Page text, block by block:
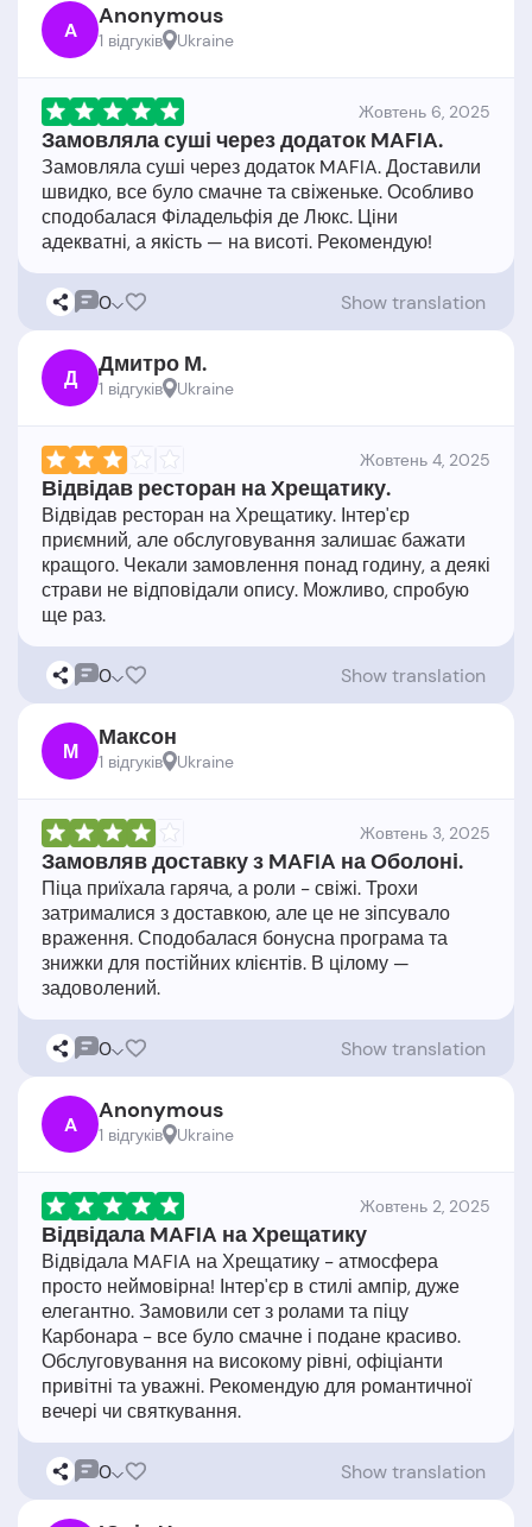
A Anonymous
1 відгукiв Ukraine
Жовтень 6, 2025
Замовляла суші через додаток MAFIA.
Замовляла суші через додаток MAFIA. Доставили
швидко, все було смачне та свіженьке. Особливо
сподобалася Філадельфія де Люкс. Ціни
0 Show translation
Д Дмитро М.
1 відгукiв Ukraine
Жовтень 4, 2025
Відвідав ресторан на Хрещатику.
Відвідав ресторан на Хрещатику. Інтер'єр
приємний, але обслуговування залишає бажати
кращого. Чекали замовлення понад годину, а деякі
страви не відповідали опису. Можливо, спробую
0 Show translation
М Максон
1 відгукiв Ukraine
Жовтень 3, 2025
Замовляв доставку з MAFIA на Оболоні.
Піца приїхала гаряча, а роли - свіжі. Трохи
затрималися з доставкою, але це не зіпсувало
враження. Сподобалася бонусна програма та
знижки для постійних клієнтів. В цілому —
0 Show translation
A Anonymous
1 відгукiв Ukraine
Жовтень 2, 2025
Відвідала MAFIA на Хрещатику
Відвідала MAFIA на Хрещатику - атмосфера
просто неймовірна! Інтер'єр в стилі ампір, дуже
елегантно. Замовили сет з ролами та піцу
Карбонара - все було смачне і подане красиво.
Обслуговування на високому рівні, офіціанти
привітні та уважні. Рекомендую для романтичної
0 Show translation